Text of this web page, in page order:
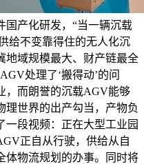
国产化研发，“当一辆沉载
给不变靠得住的无人化沉
地域规模最大、财产链最全
处理了‘搬得动’的问
，而朗誉的沉载AGV能够
理世界的出产勾当，产物负
一段视频：正在大型工业园
正自从行驶，供给从自
体物流规划的办事。同时将